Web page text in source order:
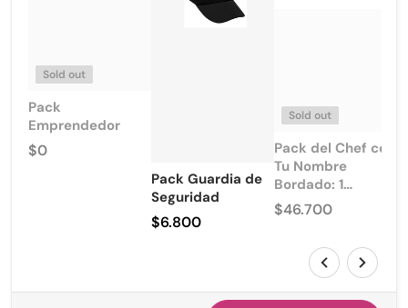
Sold out
Pack
Emprendedor
Precio regular
$0
Pack Guardia de
Seguridad
Precio regular
$6.800
Sold out
Pack del Chef con
Tu Nombre
Bordado: 1
Chaqueta Chef
Básica + 2
Gorro Francés de
Regalo
Precio regular
$46.700